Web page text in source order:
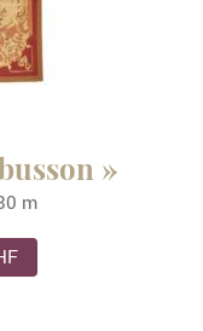
»
m